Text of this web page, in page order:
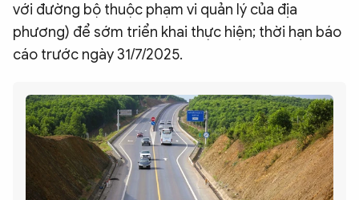
với đường bộ thuộc phạm vi quản lý của địa
phương) để sớm triển khai thực hiện; thời hạn báo
cáo trước ngày 31/7/2025.